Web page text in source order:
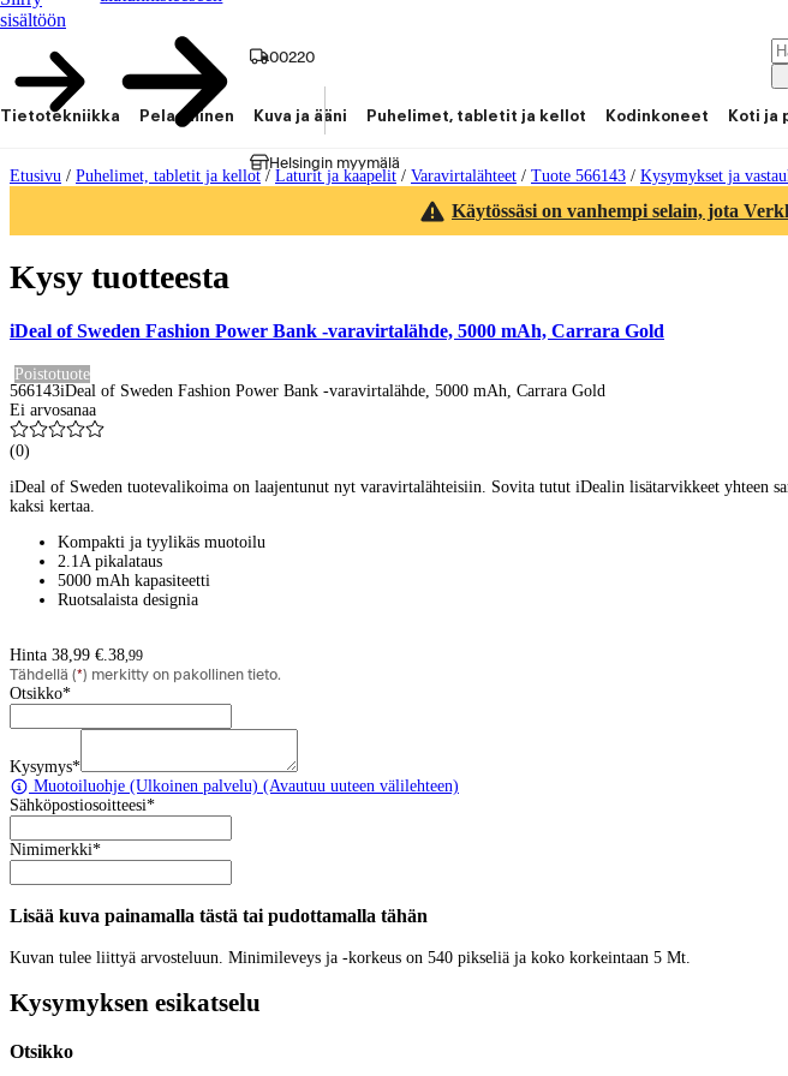
sisältöön
00220
Helsingin myymälä
Tietotekniikka Pelaaminen Kuva ja ääni Puhelimet, tabletit ja kellot Kodinkoneet Koti ja
Etusivu / Puhelimet, tabletit ja kellot / Laturit ja kaapelit / Varavirtalähteet / Tuote 566143 / Kysymykset ja
Käytössäsi on vanhempi selain, jota
Kysy tuotteesta
iDeal of Sweden Fashion Power Bank -varavirtalähde, 5000 mAh, Carrara Gold
Poistotuote
566143iDeal of Sweden Fashion Power Bank -varavirtalähde, 5000 mAh, Carrara Gold
Ei arvosanaa
(0)
iDeal of Sweden tuotevalikoima on laajentunut nyt varavirtalähteisiin. Sovita tutut iDealin lisätarvikkeet yhteen
kaksi kertaa.
Kompakti ja tyylikäs muotoilu
2.1A pikalataus
5000 mAh kapasiteetti
Ruotsalaista designia
Hinta 38,99 €.38,99
Tähdellä (*) merkitty on pakollinen tieto.
Otsikko*
Kysymys*
Muotoiluohje (Ulkoinen palvelu) (Avautuu uuteen välilehteen)
Sähköpostiosoitteesi*
Nimimerkki*
Lisää kuva painamalla tästä tai pudottamalla tähän
Kuvan tulee liittyä arvosteluun. Minimileveys ja -korkeus on 540 pikseliä ja koko korkeintaan 5 Mt.
Kysymyksen esikatselu
Otsikko